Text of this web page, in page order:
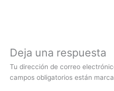
Deja una respuesta
Tu dirección de correo
campos obligatorios están